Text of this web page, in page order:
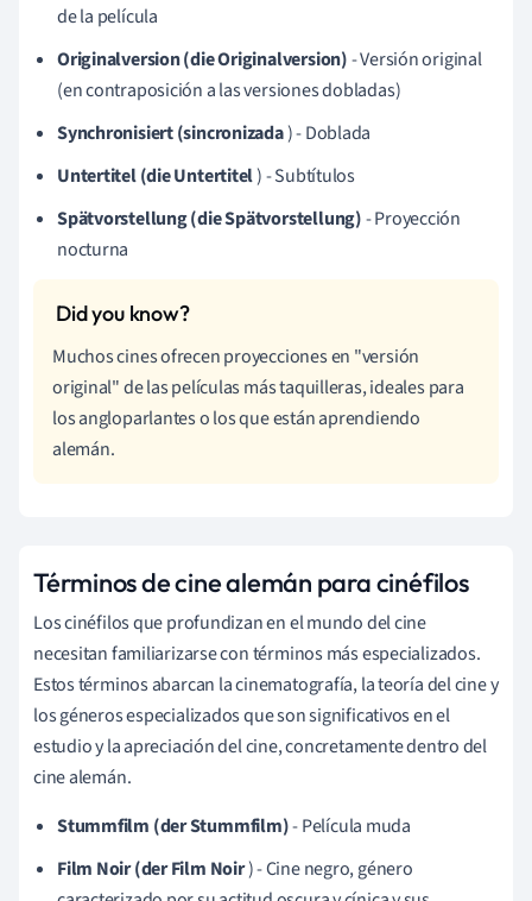
de la película
Originalversion (die Originalversion)- Versión original
(en contraposición a las versiones dobladas)
Synchronisiert (sincronizada) - Doblada
Untertitel (die Untertitel) - Subtítulos
Spätvorstellung (die Spätvorstellung)- Proyección
nocturna
Muchos cines ofrecen proyecciones en "versión
original" de las películas más taquilleras, ideales para
los angloparlantes o los que están aprendiendo
alemán.
Términos de cine alemán para cinéfilos
Los cinéfilos que profundizan en el mundo del cine
necesitan familiarizarse con términos más especializados.
Estos términos abarcan la cinematografía, la teoría del cine y
los géneros especializados que son significativos en el
estudio y la apreciación del cine, concretamente dentro del
cine alemán.
Stummfilm (der Stummfilm)- Película muda
Film Noir (der Film Noir) - Cine negro, género